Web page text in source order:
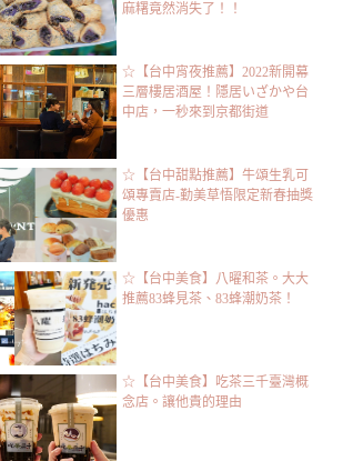
麻糬竟然消失了！！
☆【台中宵夜推薦】2022新開幕
三層樓居酒屋！隱居いざかや台
中店，一秒來到京都街道
☆【台中甜點推薦】牛頌生乳可
頌專賣店-勤美草悟限定新春抽獎
優惠
☆【台中美食】八曜和茶。大大
推薦83蜂見茶、83蜂潮奶茶！
☆【台中美食】吃茶三千臺灣概
念店。讓他貴的理由